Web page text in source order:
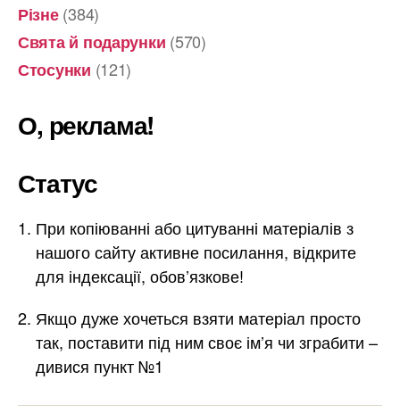
Різне(384)
Свята й подарунки (570)
Стосунки (121)
О, реклама!
Статус
При копіюванні або цитуванні матеріалів з
нашого сайту активне посилання, відкрите
для індексації, обов’язкове!
Якщо дуже хочеться взяти матеріал просто
так, поставити під ним своє ім’я чи зграбити –
дивися пункт №1